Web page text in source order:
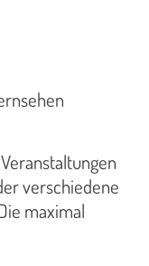
verschiedene
maximal